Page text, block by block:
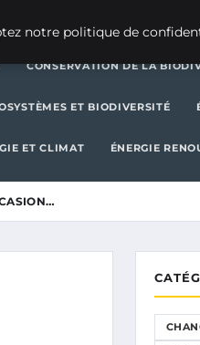
CONSERVATION DE LA
ET BIODIVERSITÉ
ET CLIMAT ÉNERGIE
notre politique de